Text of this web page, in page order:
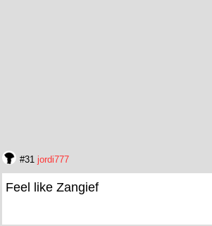
#31 jordi777
Feel like Zangief